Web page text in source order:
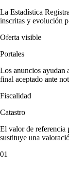
La Estadística
inscritas y evolución
Oferta visible
Portales
Los anuncios ayudan
final aceptado ante
Fiscalidad
Catastro
El valor de referencia
sustituye una
01